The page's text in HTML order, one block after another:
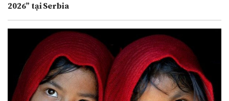
2026” tại Serbia